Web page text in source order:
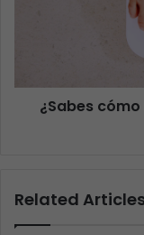
¿Sabes
Related